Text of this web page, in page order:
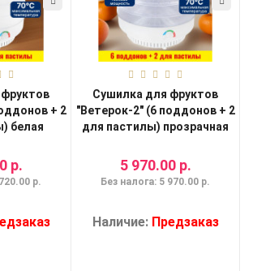
+ 2
белая
р.
р.
Сушилка для фруктов
"Ветерок-2" (6 поддонов + 2
для пастилы) прозрачная
5 970.00 р.
Без налога: 5 970.00 р.
Наличие: Предзаказ